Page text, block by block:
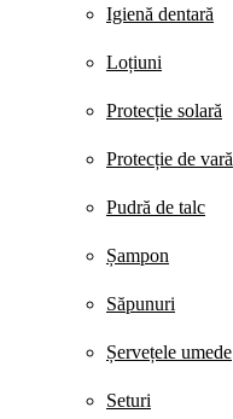
Igienă dentară
Loțiuni
Protecție solară
Protecție de vară
Pudră de talc
Șampon
Săpunuri
Șervețele umede
Seturi